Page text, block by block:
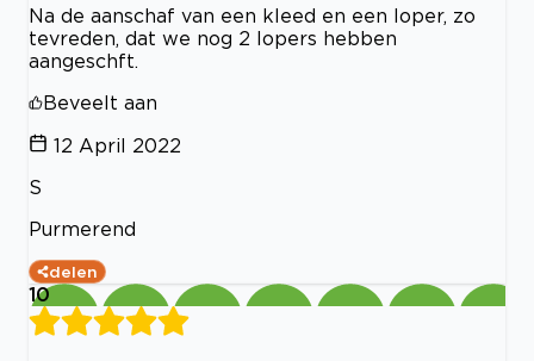
Na de aanschaf van een kleed en een loper, zo
tevreden, dat we nog 2 lopers hebben
aangeschft.
Beveelt aan
12 April 2022
S
Purmerend
delen
10